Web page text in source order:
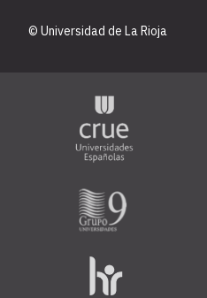
© Universidad de La Rioja